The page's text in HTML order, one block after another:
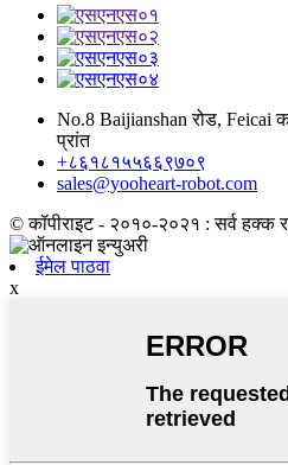
No.8 Baijianshan रोड, Feicai
प्रांत
+८६१८१५५६६९७०९
sales@yooheart-robot.com
© कॉपीराइट - २०१०-२०२१ : सर्व हक्क
ईमेल पाठवा
x